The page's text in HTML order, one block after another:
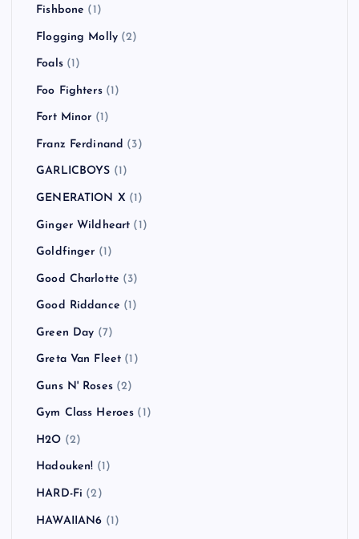
Fishbone (1)
Flogging Molly (2)
Foals(1)
Foo Fighters(1)
Fort Minor (1)
Franz Ferdinand (3)
GARLICBOYS (1)
GENERATION X (1)
Ginger Wildheart (1)
Goldfinger (1)
Good Charlotte (3)
Good Riddance (1)
Green Day (7)
Greta Van Fleet (1)
Guns N' Roses(2)
Gym Class Heroes (1)
H2O (2)
Hadouken! (1)
HARD-Fi (2)
HAWAIIAN6 (1)